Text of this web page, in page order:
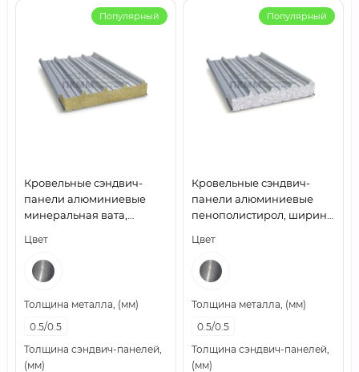
Популярный
Кровельные сэндвич-
панели алюминиевые
минеральная вата,
20 мм, 0.5/0.5
Цвет
Толщина металла, (мм)
0.5/0.5
Толщина сэндвич-панелей,
(мм)
Популярный
Кровельные сэндвич-
панели алюминиевые
пенополистирол, ширина
0.5/0.5
Цвет
Толщина металла, (мм)
0.5/0.5
Толщина сэндвич-панелей,
(мм)